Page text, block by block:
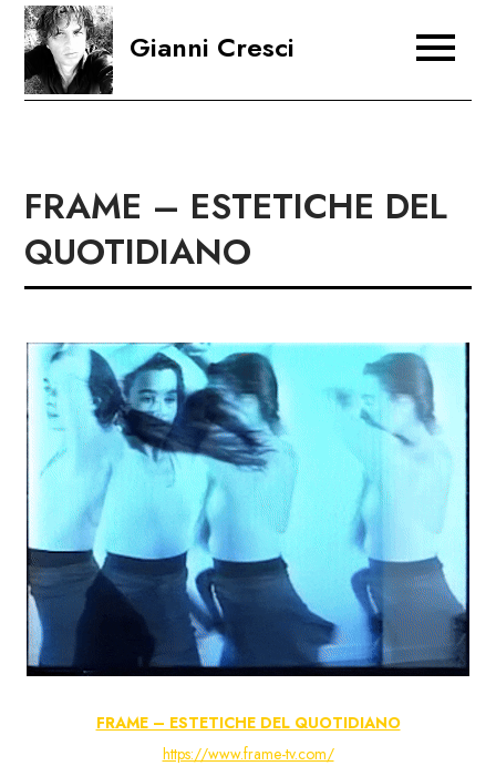
Skip
content
Gianni Cresci
FRAME – ESTETICHE DEL
QUOTIDIANO
FRAME – ESTETICHE DEL QUOTIDIANO
https://www.frame-tv.com/